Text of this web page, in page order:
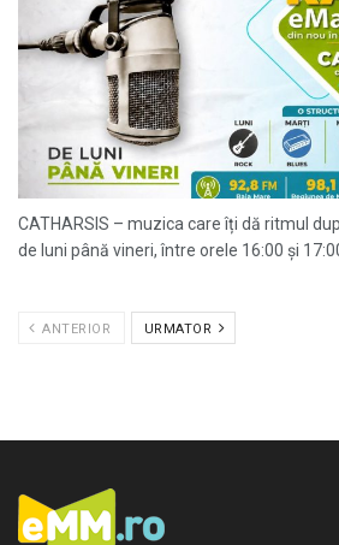
CATHARSIS – muzica care îți dă ritmul
de luni până vineri, între orele 16:00 și
ANTERIOR URMATOR